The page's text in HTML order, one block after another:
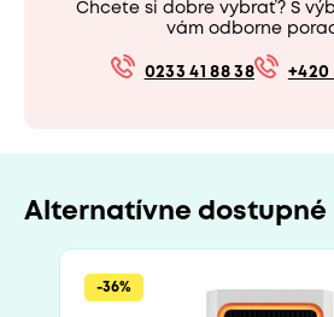
Chcete si dobre vybrať? S
vám odborne
0233 41 88 38 +420
Alternatívne dostupné
-36%